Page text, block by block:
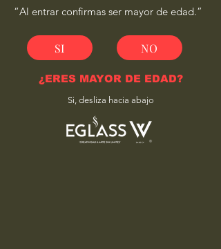
“Al entrar confirmas ser mayor de edad.”
SI NO
¿ERES MAYOR DE EDAD?
Si, desliza hacia abajo